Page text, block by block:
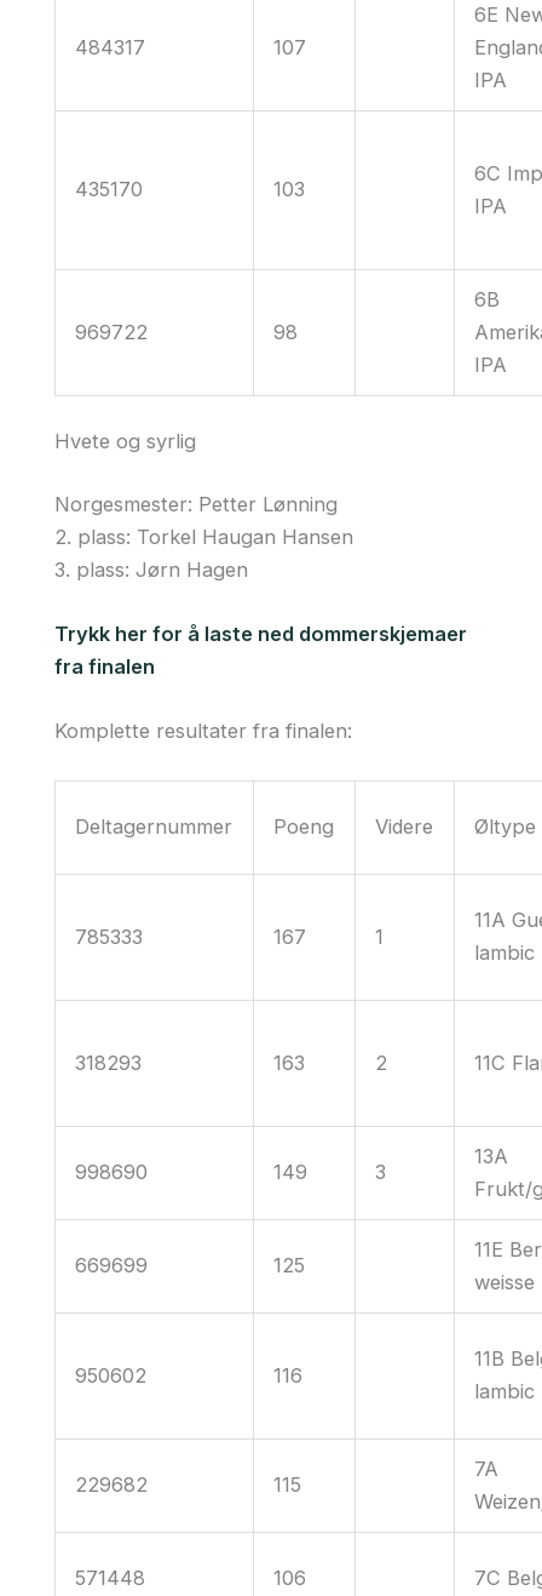
484317 107
6E
IPA
435170 103
6C
IPA
969722 98
6B
IPA
Hvete og syrlig
Norgesmester: Petter Lønning
2. plass: Torkel Haugan Hansen
3. plass: Jørn Hagen
Trykk her for å laste ned dommerskjemaer
fra finalen
Komplette resultater fra finalen:
Deltagernummer Poeng Videre Øltype
785333 167 1
11A
lambic
318293 163 2 11C
998690 149 3
13A
Frukt/
669699 125
11E
weisse
950602 116
11B
lambic
229682 115
7A
571448 106 7C